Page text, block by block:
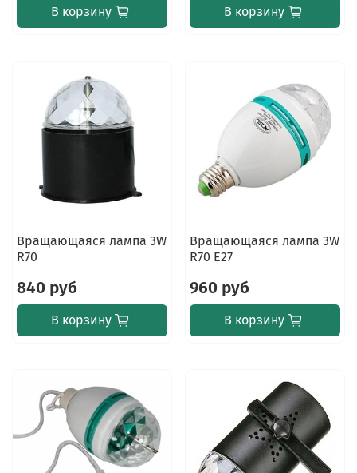
В корзину В корзину
Вращающаяся лампа 3W
R70
840 руб
В корзину
Вращающаяся лампа 3W
R70 E27
960 руб
В корзину